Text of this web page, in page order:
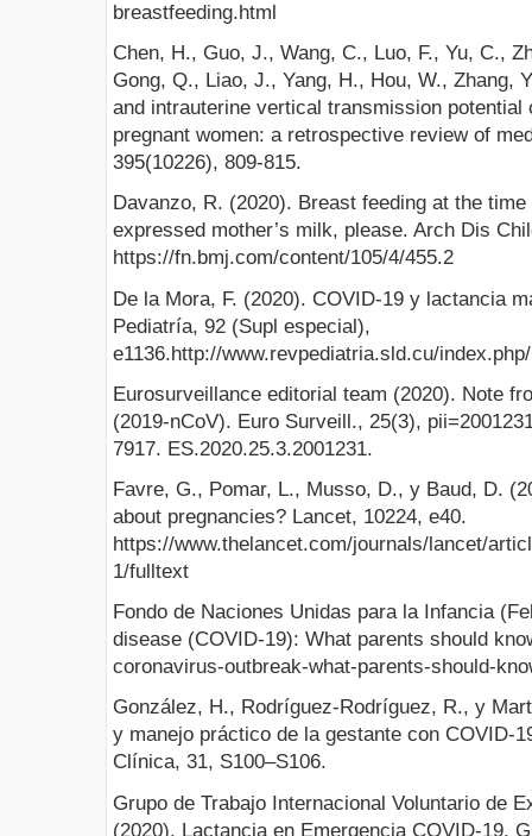
breastfeeding.html
Chen, H., Guo, J., Wang, C., Luo, F., Yu, C.,
Gong, Q., Liao, J., Yang, H., Hou, W., Zhang,
and intrauterine vertical transmission potential
pregnant women: a retrospective review of
395(10226), 809-815.
Davanzo, R. (2020). Breast feeding at the
expressed mother’s milk, please. Arch Dis
https://fn.bmj.com/content/105/4/455.2
De la Mora, F. (2020). COVID-19 y lactancia
Pediatría, 92 (Supl especial),
e1136.http://www.revpediatria.sld.cu/
Eurosurveillance editorial team (2020). Note
(2019-nCoV). Euro Surveill., 25(3),
7917. ES.2020.25.3.2001231.
Favre, G., Pomar, L., Musso, D., y Baud, D.
about pregnancies? Lancet, 10224, e40.
https://www.thelancet.com/journals/lancet/
1/fulltext
Fondo de Naciones Unidas para la Infancia
disease (COVID-19): What parents should
coronavirus-outbreak-what-parents-should-
González, H., Rodríguez-Rodríguez, R., y
y manejo práctico de la gestante con COVID-
Clínica, 31, S100–S106.
Grupo de Trabajo Internacional Voluntario de
(2020). Lactancia en Emergencia COVID-19.